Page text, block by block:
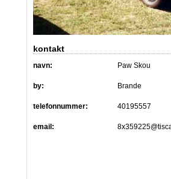
kontakt
navn: Paw Skou
by: Brande
telefonnummer: 40195557
email: